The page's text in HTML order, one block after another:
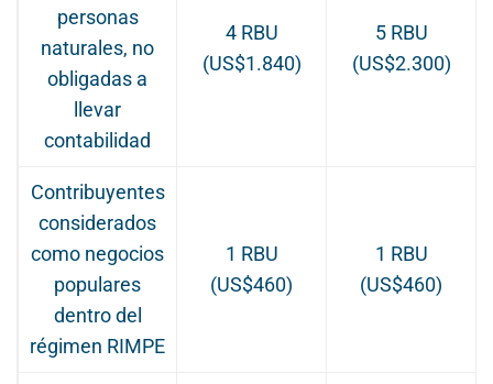
personas
naturales, no
obligadas a
llevar
contabilidad
4 RBU
(US$1.840)
5 RBU
(US$2.300)
Contribuyentes
considerados
como negocios
populares
dentro del
régimen RIMPE
1 RBU
(US$460)
1 RBU
(US$460)